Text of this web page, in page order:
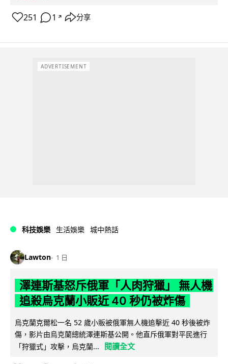
251 1 ↗ 分享
ADVERTISEMENT
科技娛樂 生活娛樂 城中熱話
Lawton 1 日
澤連斯基怒斥俄軍「人肉狩獵」 無人機
追殺烏克蘭小販近 40 秒仍被炸傷
烏克蘭克爾松一名 52 歲小販被俄軍無人機追擊近 40 秒後被炸
傷，影片由烏克蘭總統澤連斯基公開。他直斥俄軍對平民進行
「狩獵式」攻擊，烏克蘭...
閱讀全文